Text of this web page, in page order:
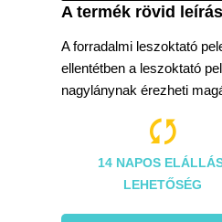
A forradalmi leszoktató
ellentétben a leszoktató
nagylánynak érezheti

14 NAPOS
LEHETŐSÉG